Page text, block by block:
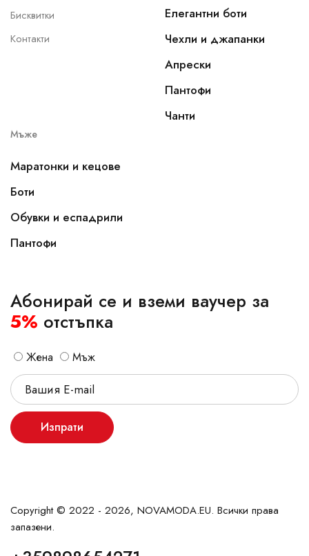
Бисквитки
Контакти
Елегантни боти
Чехли и джапанки
Апрески
Пантофи
Чанти
Мъже
Маратонки и кецове
Боти
Обувки и еспадрили
Пантофи
Абонирай се и вземи ваучер за
5% отстъпка
Жена Мъж
Изпрати
Copyright © 2022 - 2026, NOVAMODA.EU. Всички права
запазени.